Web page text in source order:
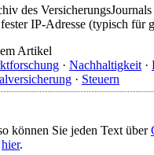
des
IP-Adresse (typisch für
Artikel
· Nachhaltigkeit ·
· Steuern
können Sie jeden Text über
hier.